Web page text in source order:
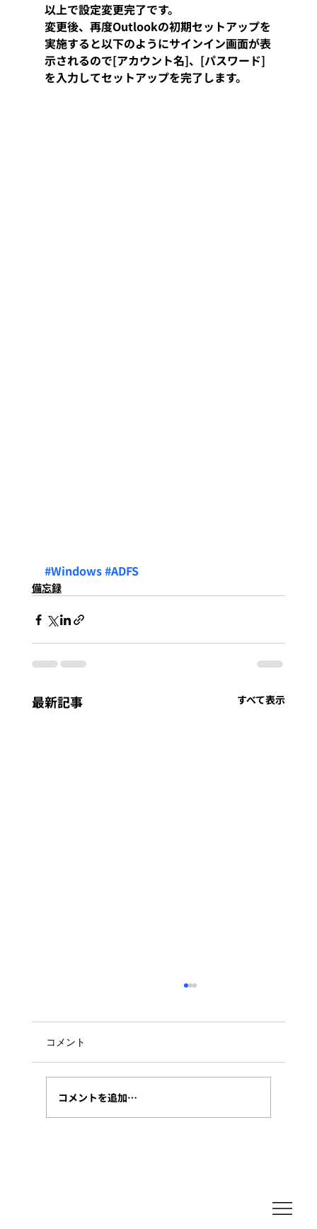
以上で設定変更完了です。
変更後、再度Outlookの初期セットアップを
実施すると以下のようにサインイン画面が表
示されるので[アカウント名]、[パスワード]
を入力してセットアップを完了します。
#Windows#ADFS
備忘録
最新記事 すべて表示
Azure Automation上のスクリプトをローカル
環境でリモート実行するときに、少し時間が経
つといつもつまずくことを備忘として記載しま
す。 以下のURLにある通り、環境変数で設定し
コメント
コメントを追加…